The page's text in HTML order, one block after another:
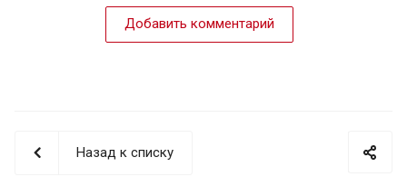
Добавить комментарий
Назад к списку